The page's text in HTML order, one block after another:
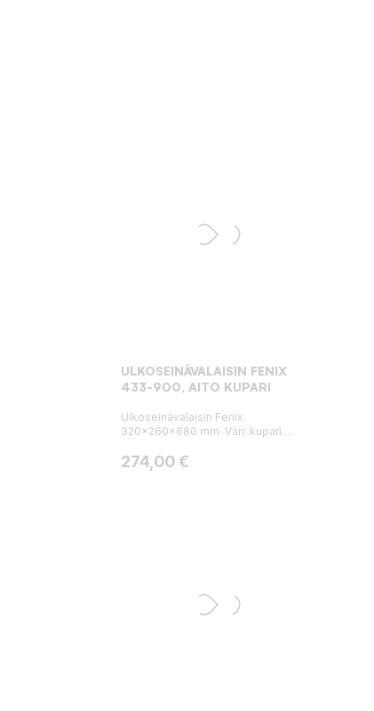
ULKOSEINÄVALAISIN FENIX
433-900, AITO KUPARI
Ulkoseinävalaisin Fenix.
320x260x680 mm. Väri: kupari....
Hinta
274,00 €